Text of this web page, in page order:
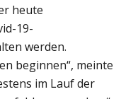
heute
19-
werden.
beginnen“, meinte
im Lauf der